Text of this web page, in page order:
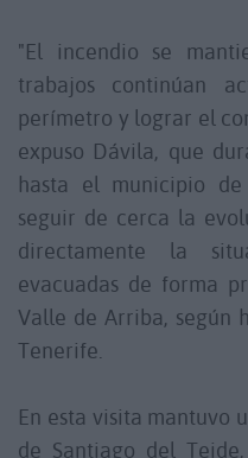
"El incendio se
trabajos continúan
perímetro y lograr el
expuso Dávila, que
hasta el municipio
seguir de cerca la
directamente la
evacuadas de forma
Valle de Arriba, según
Tenerife.
En esta visita mantuvo
de Santiago del